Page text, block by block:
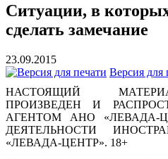
Ситуации, в
сделать замечание
23.09.2015
Версия для
НАСТОЯЩИЙ
ПРОИЗВЕДЕН И
АГЕНТОМ АНО «ЛЕВАДА-
ДЕЯТЕЛЬНОСТИ
«ЛЕВАДА-ЦЕНТР». 18+